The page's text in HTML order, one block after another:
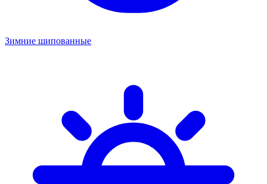
Зимние шипованные